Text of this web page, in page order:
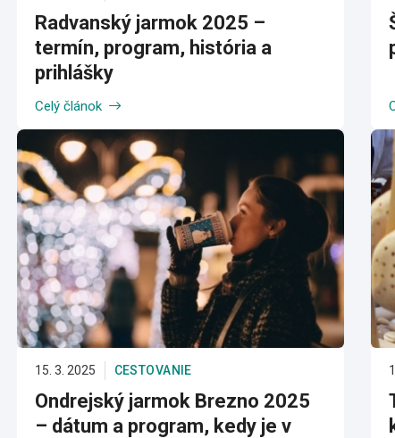
Radvanský jarmok 2025 –
termín, program, história a
prihlášky
Celý článok
15. 3. 2025 CESTOVANIE
Ondrejský jarmok Brezno 2025
– dátum a program, kedy je v